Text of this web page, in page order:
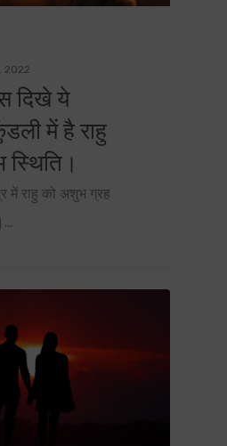
2022
दिखे ये
में है राहु
में राहु को अशुभ ग्रह